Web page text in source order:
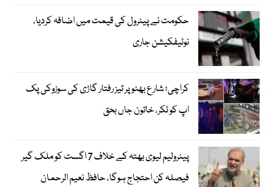
حکومت نے پیٹرول کی قیمت میں اضافہ کردیا،
نوٹیفکیشن جاری
کراچی؛ شارع بھٹو پر تیز رفتار گاڑی کی سوزوکی پک
اپ کو ٹکر، خاتون جاں بحق
پیٹرولیم لیوی بھتہ کے خلاف 7 اگست کو ملک گیر
فیصلہ کن احتجاج ہوگا، حافظ نعیم الرحمان